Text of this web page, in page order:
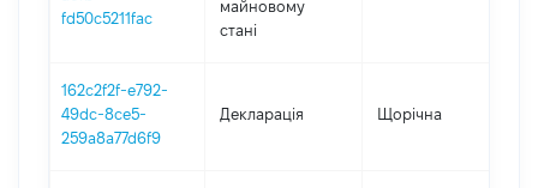
fd50c5211fac
майновому
стані
162c2f2f-e792-
49dc-8ce5-
259a8a77d6f9
Декларація Щорічна